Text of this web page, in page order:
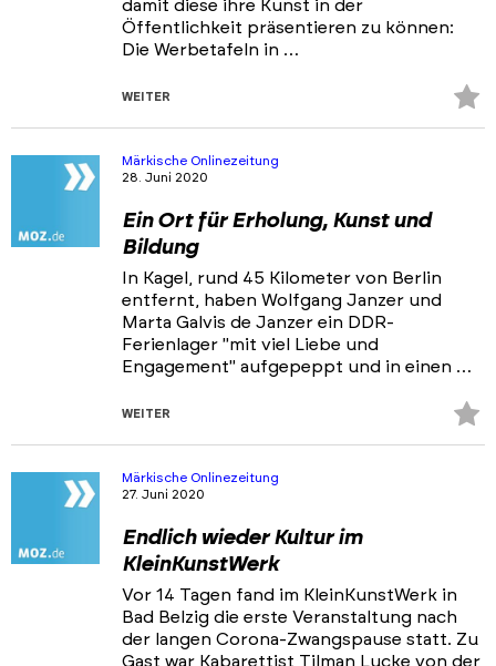
damit diese ihre Kunst in der
Öffentlichkeit präsentieren zu können:
Die Werbetafeln in …
WEITER
Märkische Onlinezeitung
28. Juni 2020
Ein Ort für Erholung, Kunst und
Bildung
In Kagel, rund 45 Kilometer von Berlin
entfernt, haben Wolfgang Janzer und
Marta Galvis de Janzer ein DDR-
Ferienlager "mit viel Liebe und
Engagement" aufgepeppt und in einen …
WEITER
Märkische Onlinezeitung
27. Juni 2020
Endlich wieder Kultur im
KleinKunstWerk
Vor 14 Tagen fand im KleinKunstWerk in
Bad Belzig die erste Veranstaltung nach
der langen Corona-Zwangspause statt. Zu
Gast war Kabarettist Tilman Lucke von der